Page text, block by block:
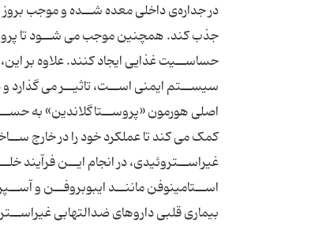
در جداره‌ى داخلى معده شــده و موجب بروز
جذب کند. همچنین موجب مى شــود تا
حساســیت غذایى ایجاد کنند. علاوه بر
سیســتم ایمنى اســت، تاثیــر مى گذارد
اصلى هورمون «پروســتاگلاندین» به
کمک مى کند تا عملکرد خود را در خارج
غیراســتروئیدى، در انجام ایــن
اســتامینوفن ماننــد ایبوبروفــن و
بیمارى قلبى داروهاى ضدالتهابى